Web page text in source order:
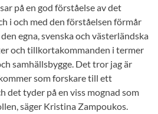
på en god förståelse av det
i och med den förståelsen förmår
egna, svenska och västerländska
och tillkortakommanden i termer
samhällsbygge. Det tror jag är
som forskare till ett
det tyder på en viss mognad som
säger Kristina Zampoukos.